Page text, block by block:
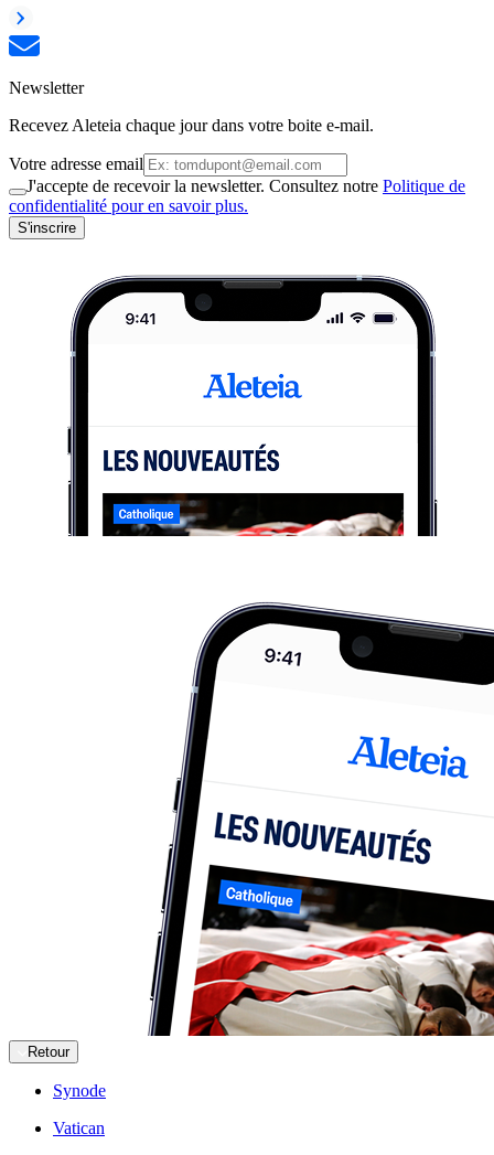
Newsletter
Recevez Aleteia chaque jour dans votre boite e-mail.
Votre adresse email
J'accepte de recevoir la newsletter. Consultez notre Politique de
confidentialité pour en savoir plus.
S'inscrire
Retour
Synode
Vatican